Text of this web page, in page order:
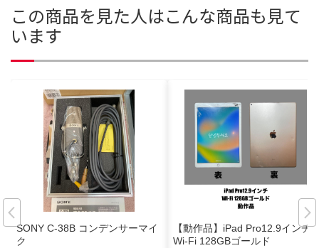
この商品を見た人はこんな商品も見て
います
SONY C-38B コンデンサーマイ
ク
【動作品】iPad Pro12.9インチ
Wi-Fi 128GBゴールド